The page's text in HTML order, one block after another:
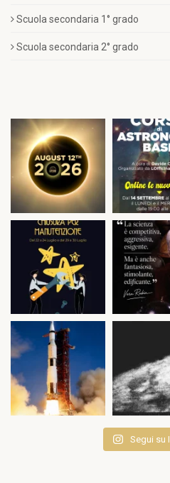
Scuola secondaria 1° grado
Scuola secondaria 2° grado
Segui su